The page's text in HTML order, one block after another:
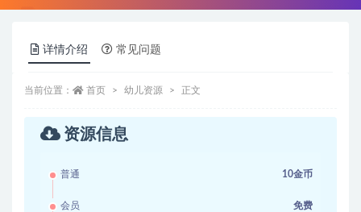
详情介绍 常见问题
当前位置： 首页 幼儿资源 正文
资源信息
普通 10金币
会员 免费